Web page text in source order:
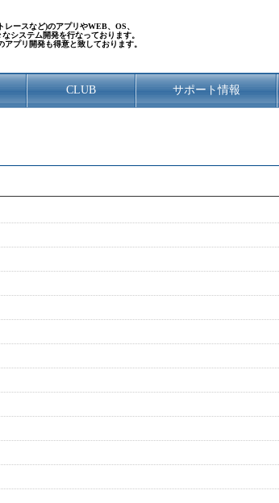
ースなど)のアプリやWEB、OS、
システム開発を行なっております。
プリ開発も得意と致しております。
CLUB サポート情報